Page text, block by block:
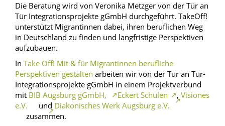
Die Beratung wird von Veronika Metzger von der Tür an
Tür Integrationsprojekte gGmbH durchgeführt. TakeOff!
unterstützt Migrantinnen dabei, ihren beruflichen Weg
in Deutschland zu finden und langfristige Perspektiven
aufzubauen.
In Take Off! Mit & für Migrantinnen berufliche
Perspektiven gestalten arbeiten wir von der Tür an Tür-
Integrationsprojekte gGmbH in einem Projektverbund
mit BIB Augsburg gGmbH, Eckert Schulen , Visiones
e.V.
und Diakonisches Werk Augsburg e.V.
zusammen.